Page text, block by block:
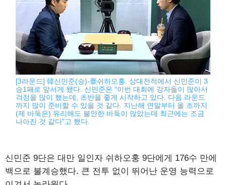
[3라운드] 韓신민준(승)-臺쉬하오훙. 상대전적에서 신민준이 3
승1패로 앞서게 됐다. 신민준은 “이번 대회에 강자들이 많아서
걱정을 많이 했는데, 초반을 좋게 시작하고 있다. 다음 라운드
까지 많이 준비할 수 있을 것 같다. 지난해 연말부터 올 초까지
(제 바둑은) 유리해도 불안한 바둑이 많았는데 최근에는 조금
나아진 것 같다”고 했다.
신민준 9단은 대만 일인자 쉬하오훙 9단에게 176수 만에
백으로 불계승했다. 큰 전투 없이 뛰어난 운영 능력으로